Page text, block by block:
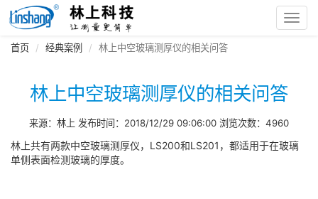
首页 经典案例 林上中空玻璃测厚仪的相关问答
林上中空玻璃测厚仪的相关问答
来源：林上 发布时间：2018/12/29 09:06:00 浏览次数：4960
林上共有两款中空玻璃测厚仪，LS200和LS201，都适用于在玻璃
单侧表面检测玻璃的厚度。